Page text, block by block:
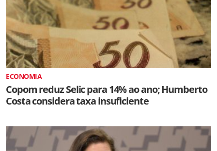
ECONOMIA
Copom reduz Selic para 14% ao ano; Humberto
Costa considera taxa insuficiente